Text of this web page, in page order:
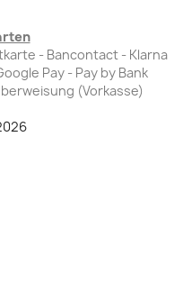
- Bancontact - Klarna
Pay - Pay by Bank
(Vorkasse)